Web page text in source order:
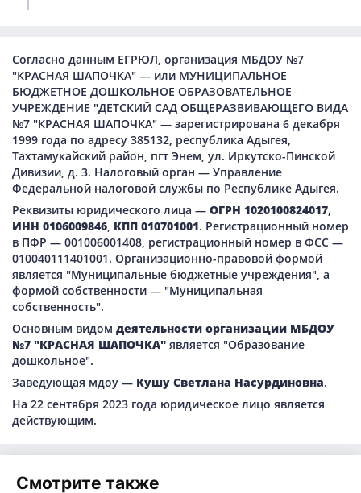
Согласно данным ЕГРЮЛ, организация МБДОУ №7
"КРАСНАЯ ШАПОЧКА" — или МУНИЦИПАЛЬНОЕ
БЮДЖЕТНОЕ ДОШКОЛЬНОЕ ОБРАЗОВАТЕЛЬНОЕ
УЧРЕЖДЕНИЕ "ДЕТСКИЙ САД ОБЩЕРАЗВИВАЮЩЕГО ВИДА
№7 "КРАСНАЯ ШАПОЧКА" — зарегистрирована 6 декабря
1999 года по адресу 385132, республика Адыгея,
Тахтамукайский район, пгт Энем, ул. Иркутско-Пинской
Дивизии, д. 3. Налоговый орган — Управление
Федеральной налоговой службы по Республике Адыгея.
Реквизиты юридического лица — ОГРН 1020100824017
ИНН 0106009846 КПП 010701001. Регистрационный номер
в ПФР — 001006001408, регистрационный номер в ФСС —
010040111401001. Организационно-правовой формой
является "Муниципальные бюджетные учреждения", а
формой собственности — "Муниципальная
собственность".
Основным видом деятельности организации МБДОУ
№7 "КРАСНАЯ ШАПОЧКА" является "Образование
дошкольное".
Заведующая мдоу — Кушу Светлана Насурдиновна.
На 22 сентября 2023 года юридическое лицо является
действующим.
Смотрите также